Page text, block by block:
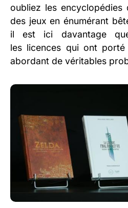
oubliez les
des jeux en énumérant
il est ici davantage
les licences qui ont
abordant de véritables